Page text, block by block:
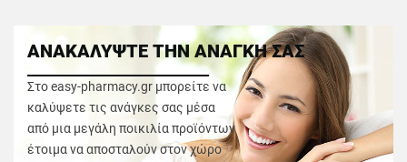
ΑΝΑΚΑΛΥΨΤΕ ΤΗΝ ΑΝΑΓΚΗ ΣΑΣ
Στο easy-pharmacy.gr μπορείτε να
καλύψετε τις ανάγκες σας μέσα
από μια μεγάλη ποικιλία προϊόντων
έτοιμα να αποσταλούν στον χώρο